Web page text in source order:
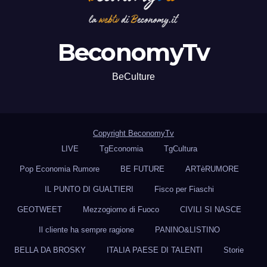
BeconomyTv
BeCulture
Copyright BeconomyTv
LIVE
TgEconomia TgCultura
Pop Economia Rumore BE FUTURE ARTèRUMORE
IL PUNTO DI GUALTIERI Fisco per Fiaschi
GEOTWEET Mezzogiorno di Fuoco CIVILI SI NASCE
Il cliente ha sempre ragione PANINO&LISTINO
BELLA DA BROSKY ITALIA PAESE DI TALENTI Storie